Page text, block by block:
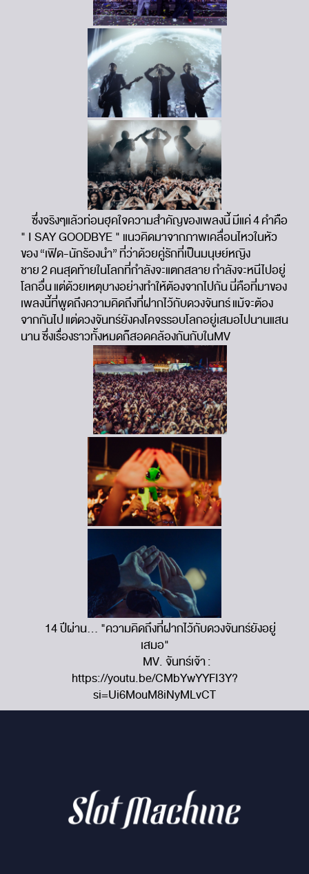
ซึ่งจริงๆแล้วท่อนฮุคใจความสำคัญของเพลงนี้ มีแค่ 4 คำคือ
" I SAY GOODBYE " แนวคิดมาจากภาพเคลื่อนไหวในหัว
ของ “เฟิด-นักร้องนำ” ที่ว่าด้วยคู่รักที่เป็นมนุษย์หญิง
ชาย 2 คนสุดท้ายในโลกที่กำลังจะแตกสลาย กำลังจะหนีไปอยู่
โลกอื่น แต่ด้วยเหตุบางอย่างทำให้ต้องจากไปกัน นี่คือที่มาของ
เพลงนี้ที่พูดถึงความคิดถึงที่ฝากไว้กับดวงจันทร์ แม้จะต้อง
จากกันไป แต่ดวงจันทร์ยังคงโคจรรอบโลกอยู่เสมอไปนานแสน
นาน ซึ่งเรื่องราวทั้งหมดก็สอดคล้องกันกับในMV
14 ปีผ่าน... "ความคิดถึงที่ฝากไว้กับดวงจันทร์ยังอยู่
เสมอ"
MV. จันทร์เจ้า :
https://youtu.be/CMbYwYYFI3Y?
si=Ui6MouM8iNyMLvCT